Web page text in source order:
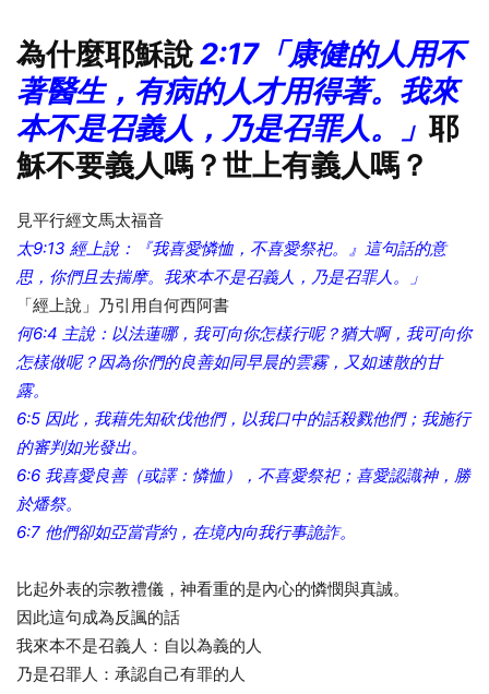
為什麼耶穌說2:17「康健的人用不
著醫生，有病的人才用得著。我來
本不是召義人，乃是召罪人。」耶
穌不要義人嗎？世上有義人嗎？
見平行經文馬太福音
太9:13 經上說：『我喜愛憐恤，不喜愛祭祀。』這句話的意
思，你們且去揣摩。我來本不是召義人，乃是召罪人。」
「經上說」乃引用自何西阿書
何6:4 主說：以法蓮哪，我可向你怎樣行呢？猶大啊，我可向你
怎樣做呢？因為你們的良善如同早晨的雲霧，又如速散的甘
露。
6:5 因此，我藉先知砍伐他們，以我口中的話殺戮他們；我施行
的審判如光發出。
6:6 我喜愛良善（或譯：憐恤），不喜愛祭祀；喜愛認識神，勝
於燔祭。
6:7 他們卻如亞當背約，在境內向我行事詭詐。
比起外表的宗教禮儀，神看重的是內心的憐憫與真誠。
因此這句成為反諷的話
我來本不是召義人：自以為義的人
乃是召罪人：承認自己有罪的人